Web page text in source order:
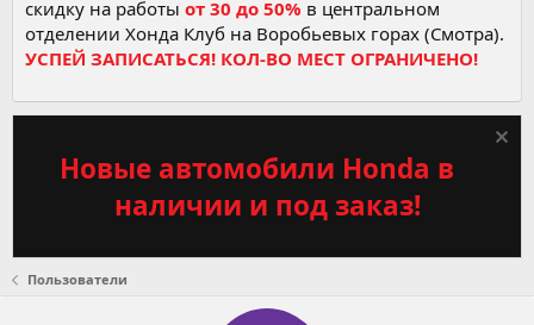
скидку на работы от 30 до 50% в центральном
отделении Хонда Клуб на Воробьевых горах (Смотра).
УСПЕЙ ЗАПИСАТЬСЯ! КОЛ-ВО МЕСТ ОГРАНИЧЕНО!
Новые автомобили Honda в
наличии и под заказ!
Пользователи